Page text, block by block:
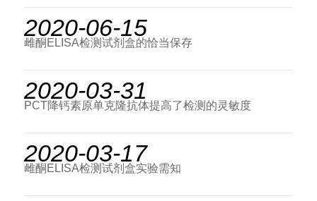
2020-06-15
雌酮ELISA检测试剂盒的恰当保存
2020-03-31
PCT降钙素原单克隆抗体提高了检测的灵敏度
2020-03-17
雌酮ELISA检测试剂盒实验需知